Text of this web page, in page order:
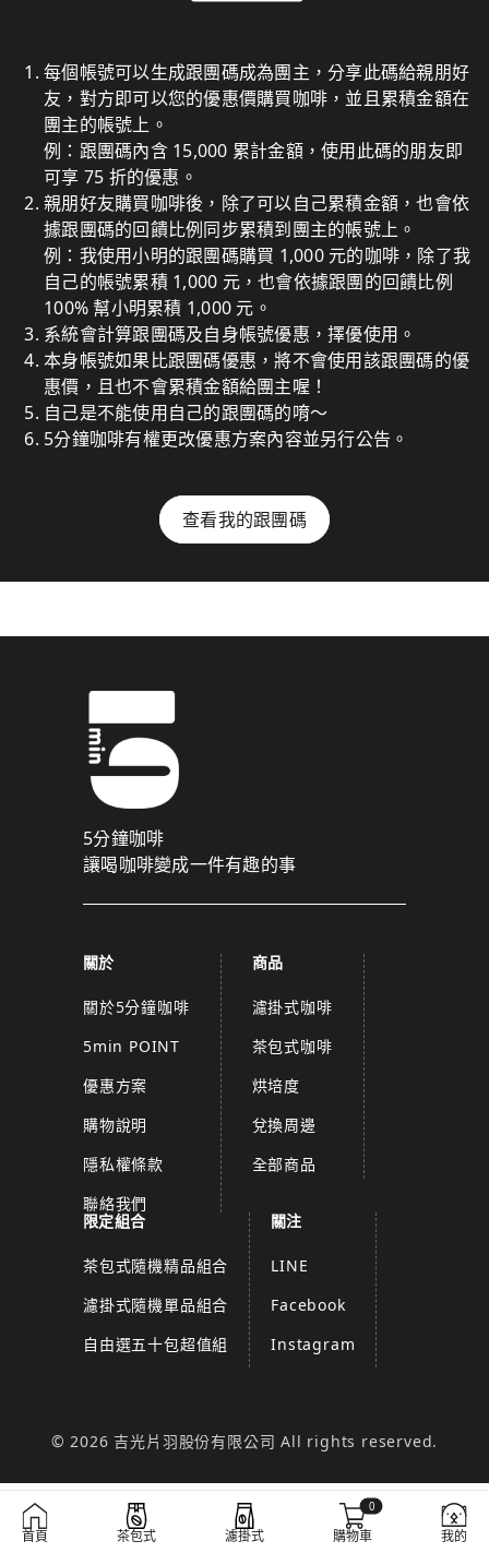
每個帳號可以生成跟團碼成為團主，分享此碼給親朋好
友，對方即可以您的優惠價購買咖啡，並且累積金額在
團主的帳號上。
例：跟團碼內含 15,000 累計金額，使用此碼的朋友即
可享 75 折的優惠。
親朋好友購買咖啡後，除了可以自己累積金額，也會依
據跟團碼的回饋比例同步累積到團主的帳號上。
例：我使用小明的跟團碼購買 1,000 元的咖啡，除了我
自己的帳號累積 1,000 元，也會依據跟團的回饋比例
100% 幫小明累積 1,000 元。
系統會計算跟團碼及自身帳號優惠，擇優使用。
本身帳號如果比跟團碼優惠，將不會使用該跟團碼的優
惠價，且也不會累積金額給團主喔！
自己是不能使用自己的跟團碼的唷～
5分鐘咖啡有權更改優惠方案內容並另行公告。
查看我的跟團碼
5分鐘咖啡
讓喝咖啡變成一件有趣的事
關於
關於5分鐘咖啡
5min POINT
優惠方案
購物說明
隱私權條款
聯絡我們
商品
濾掛式咖啡
茶包式咖啡
烘培度
兌換周邊
全部商品
限定組合
茶包式隨機精品組合
濾掛式隨機單品組合
自由選五十包超值組
關注
LINE
Facebook
Instagram
© 2026 吉光片羽股份有限公司 All rights reserved.
首頁 茶包式 濾掛式 購物車
0
我的